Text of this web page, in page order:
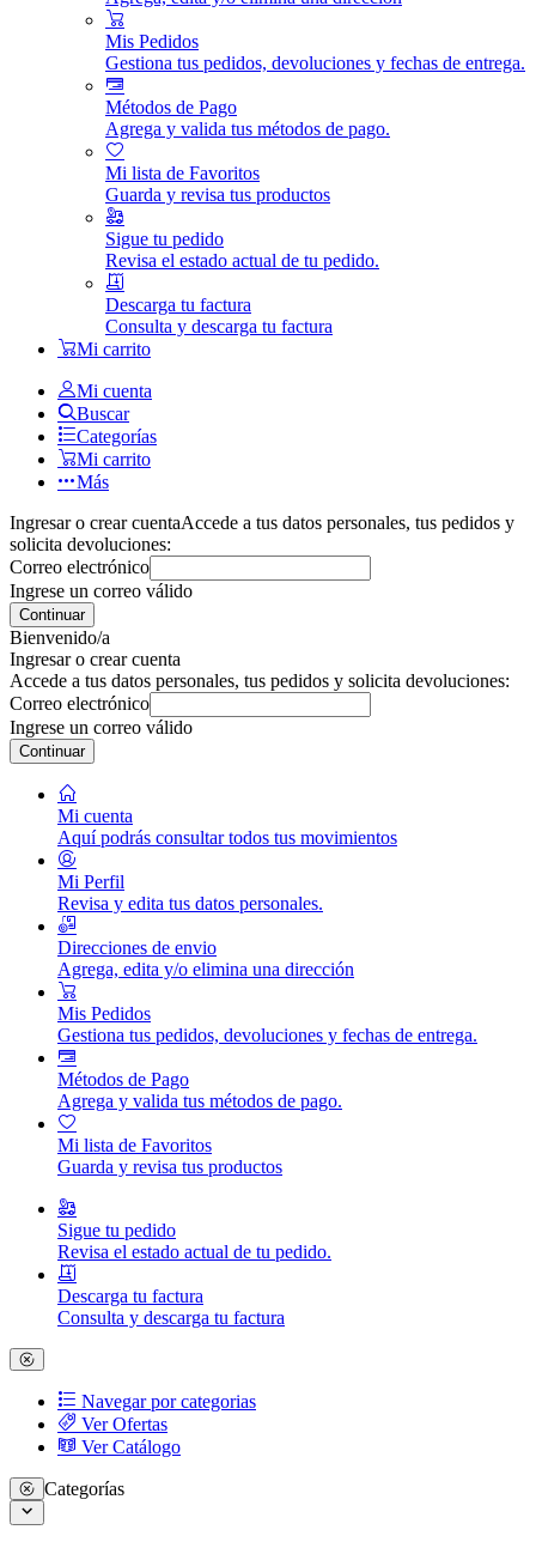
Mis Pedidos
Gestiona tus pedidos, devoluciones y fechas de entrega.
Métodos de Pago
Agrega y valida tus métodos de pago.
Mi lista de Favoritos
Guarda y revisa tus productos
Sigue tu pedido
Revisa el estado actual de tu pedido.
Descarga tu factura
Consulta y descarga tu factura
Mi carrito
Mi cuenta
Buscar
Categorías
Mi carrito
Más
Ingresar o crear cuentaAccede a tus datos personales, tus pedidos y
solicita devoluciones:
Correo electrónico
Ingrese un correo válido
Continuar
Bienvenido/a
Ingresar o crear cuenta
Accede a tus datos personales, tus pedidos y solicita devoluciones:
Correo electrónico
Ingrese un correo válido
Continuar
Mi cuenta
Aquí podrás consultar todos tus movimientos
Mi Perfil
Revisa y edita tus datos personales.
Direcciones de envio
Agrega, edita y/o elimina una dirección
Mis Pedidos
Gestiona tus pedidos, devoluciones y fechas de entrega.
Métodos de Pago
Agrega y valida tus métodos de pago.
Mi lista de Favoritos
Guarda y revisa tus productos
Sigue tu pedido
Revisa el estado actual de tu pedido.
Descarga tu factura
Consulta y descarga tu factura
Navegar por categorias
Ver Ofertas
Ver Catálogo
Categorías